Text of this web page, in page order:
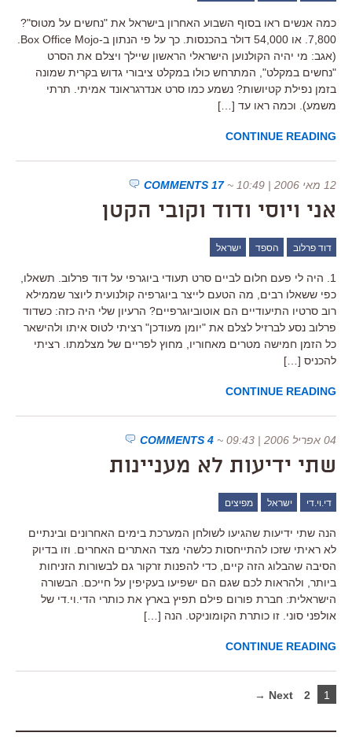
כמה אנשים ראו בסוף השבוע האחרון בישראל את "נחשים על מטוס"?
(אגב: מי יהיה הקולנוען הישראלי הראשון שיילך ויצלם את הסרט
"נחשים במקלט", המתרחש כולו במקלט ציבורי גדוש בקרית שמונה
בזמן נפילת קטיושות? נשמע כמו סרט אנדרגראונד אמיתי. תרתי
משמע). וכמה ראו עד […]
CONTINUE READING
12 מאי 2006 | 10:49 ~
17 COMMENTS
אני ויוסי ודוד וקובי הקטן
דוד פרלוב הספד ישראל
1. היה לי פעם חלום לביים סרט תעודי ביוגרפי על דוד פרלוב. תשאלו,
כפי ששאלו רבים, מה הטעם לייצר ביוגרפיה קולנועית ליוצר שממילא
רוב סרטיו התיעודיים הם אוטוביוגרפיים? הרעיון שלי היה כזה: כשדוד
פרלוב נסע לברזיל לצלם את "יומן מעודכן" רציתי לטוס איתו ולהישאר
כל הזמן חמישה מטרים מאחוריו, מחוץ לפריים של מצלמתו. רציתי
להכניס […]
CONTINUE READING
04 אפריל 2006 | 09:43 ~
4 COMMENTS
שתי ידיעות לא מעניינות
די.וי.די ישראל מפיצים
הנה שתי ידיעות שהגיעו לשולחן המערכת בימים האחרונים ובינתיים
לא ראיתי שזכו להתייחסות כלשהי מצד האתרים האחרים. וזו בדיוק
הסיבה שהבלוג הזה קיים, כדי להפנות זרקור גם לבשורות הזניחות
ביותר, ולהראות לכם שגם הם ישפיעו בעקיפין על חייכם. הבשורה
הישראלית: חברת פורום פילם תפיץ בארץ את כותרי הדי.וי.די של
אולפני סוני. זו כותרת הקומוניקט. הנה […]
CONTINUE READING
1
2
Next →